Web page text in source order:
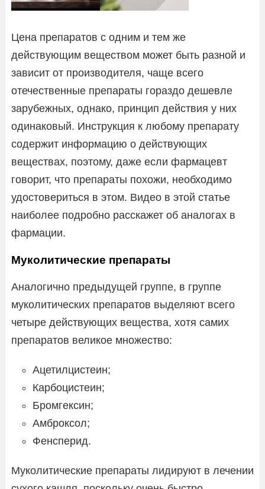
Цена препаратов с одним и тем же
действующим веществом может быть разной и
зависит от производителя, чаще всего
отечественные препараты гораздо дешевле
зарубежных, однако, принцип действия у них
одинаковый. Инструкция к любому препарату
содержит информацию о действующих
веществах, поэтому, даже если фармацевт
говорит, что препараты похожи, необходимо
удостовериться в этом. Видео в этой статье
наиболее подробно расскажет об аналогах в
фармации.
Муколитические препараты
Аналогично предыдущей группе, в группе
муколитических препаратов выделяют всего
четыре действующих вещества, хотя самих
препаратов великое множество:
Ацетилцистеин;
Карбоцистеин;
Бромгексин;
Амброксол;
Фенсперид.
Муколитические препараты лидируют в лечении